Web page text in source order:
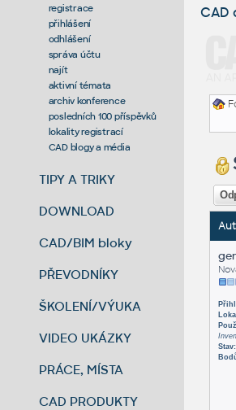
registrace
přihlášení
odhlášení
správa účtu
najít
aktivní témata
archiv konference
posledních 100 příspěvků
lokality registrací
CAD blogy a média
TIPY A TRIKY
DOWNLOAD
CAD/BIM bloky
PŘEVODNÍKY
ŠKOLENÍ/VÝUKA
VIDEO UKÁZKY
PRÁCE, MÍSTA
CAD PRODUKTY
CAD
Stav: